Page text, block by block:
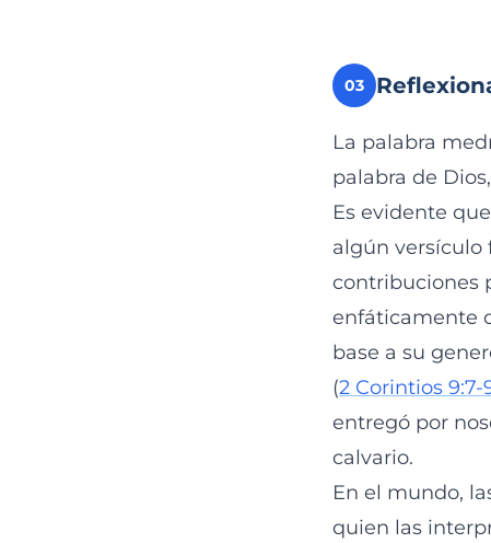
03
La palabra
palabra de
Es evidente
algún versículo
contribuciones
enfáticamente
base a su
(2 Corintios 9:7-
entregó por
calvario.
En el mundo,
quien las